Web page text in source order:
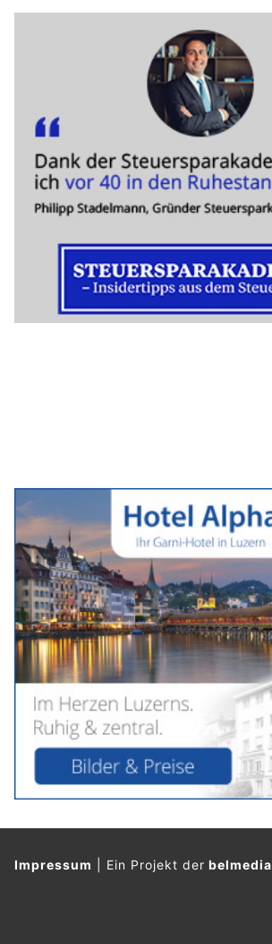
Impressum Ein Projekt derbelmedia